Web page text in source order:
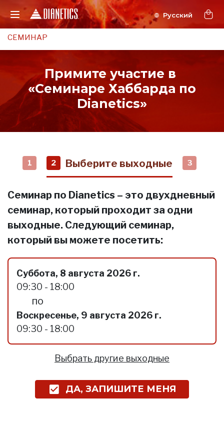
СЕМИНАР
Примите участие в
«Семинаре Хаббарда по
Dianetics»
1 2 Выберите выходные 3
Семинар по Dianetics – это двухдневный
семинар, который проходит за одни
выходные. Следующий семинар,
который вы можете посетить:
Суббота, 8 августа 2026 г.
09:30 - 18:00
по
Воскресенье, 9 августа 2026 г.
09:30 - 18:00
Выбрать другие выходные
ДА, ЗАПИШИТЕ МЕНЯ